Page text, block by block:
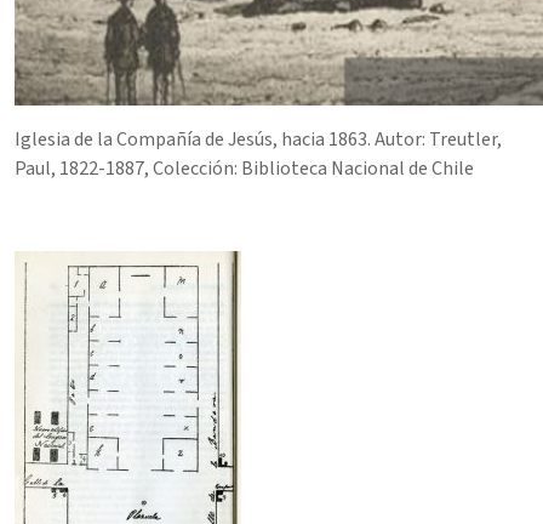
Iglesia de la Compañía de Jesús, hacia 1863. Autor: Treutler,
Paul, 1822-1887, Colección: Biblioteca Nacional de Chile